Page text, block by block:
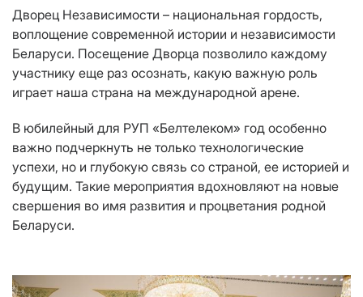
Дворец Независимости – национальная гордость,
воплощение современной истории и независимости
Беларуси. Посещение Дворца позволило каждому
участнику еще раз осознать, какую важную роль
играет наша страна на международной арене.
В юбилейный для РУП «Белтелеком» год особенно
важно подчеркнуть не только технологические
успехи, но и глубокую связь со страной, ее историей и
будущим. Такие мероприятия вдохновляют на новые
свершения во имя развития и процветания родной
Беларуси.